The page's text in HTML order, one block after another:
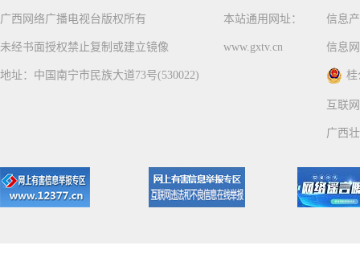
广西网络广播电视台版权所有
未经书面授权禁止复制或建立镜像
地址：中国南宁市民族大道73号(530022)
本站通用网址：
www.gxtv.cn
信息
信息
桂
互联
广西